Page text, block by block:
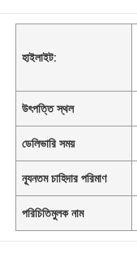
হাইলাইট:
উৎপত্তি স্থল
ডেলিভারি সময়
ন্যূনতম চাহিদার পরিমাণ
পরিচিতিমুলক নাম